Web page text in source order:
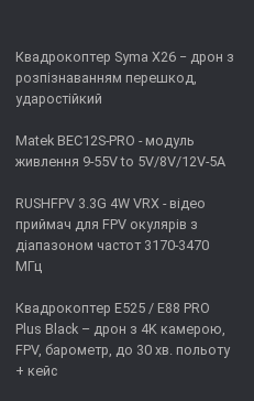
Квадрокоптер Syma X26 − дрон з
розпізнаванням перешкод,
ударостійкий
Matek BEC12S-PRO - модуль
живлення 9-55V to 5V/8V/12V-5A
RUSHFPV 3.3G 4W VRX - відео
приймач для FPV окулярів з
діапазоном частот 3170-3470
МГц
Квадрокоптер E525 / E88 PRO
Plus Black – дрон з 4K камерою,
FPV, барометр, до 30 хв. польоту
+ кейс